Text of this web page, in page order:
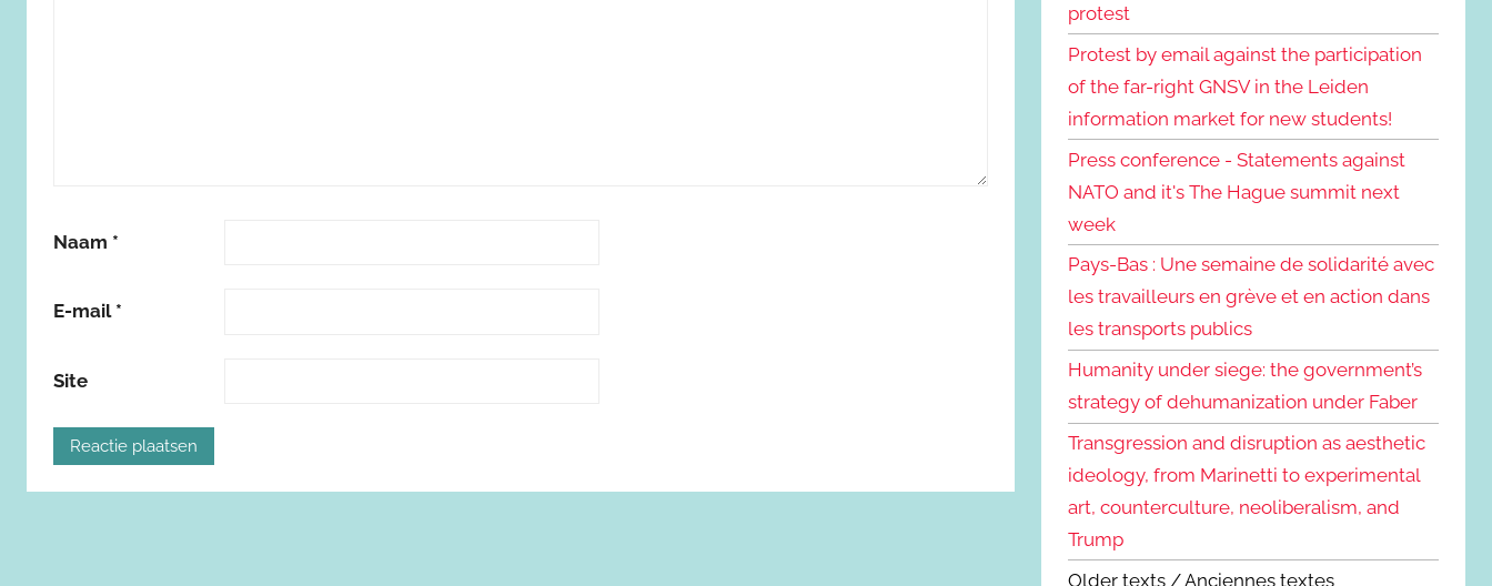
Naam *
E-mail *
Site
protest
Protest by email against the participation
of the far-right GNSV in the Leiden
information market for new students!
Press conference - Statements against
NATO and it's The Hague summit next
week
Pays-Bas : Une semaine de solidarité avec
les travailleurs en grève et en action dans
les transports publics
Humanity under siege: the government’s
strategy of dehumanization under Faber
Transgression and disruption as aesthetic
ideology, from Marinetti to experimental
art, counterculture, neoliberalism, and
Trump
Older texts / Anciennes textes